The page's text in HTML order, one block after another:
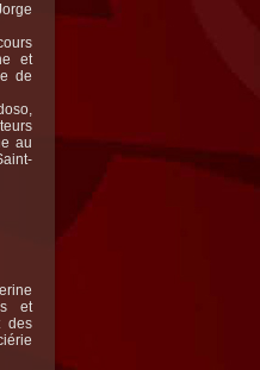
et
de
au
et
des